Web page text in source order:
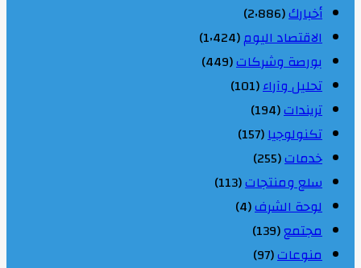
أخبارك(2٬886)
الاقتصاد اليوم(1٬424)
بورصة وشركات(449)
تحليل وآراء(101)
تريندات(194)
تكنولوجيا(157)
خدمات(255)
سلع ومنتجات(113)
لوحة الشرف(4)
مجتمع(139)
منوعات(97)